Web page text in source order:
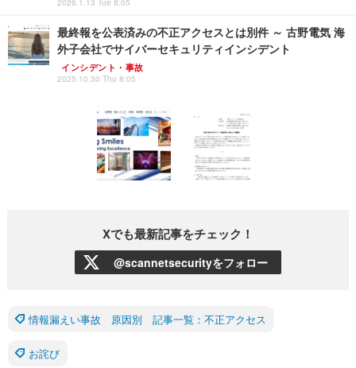
2026.1.13 Tue 8:05
最終報を公表済みの不正アクセスとは別件 ～ 古野電気 海
外子会社でサイバーセキュリティインシデント
インシデント・事故
2025.10.30 Thu 8:05
Xでも最新記事をチェック！
@scannetsecurityをフォロー
情報漏えい事故 原因別 記事一覧：不正アクセス
お詫び